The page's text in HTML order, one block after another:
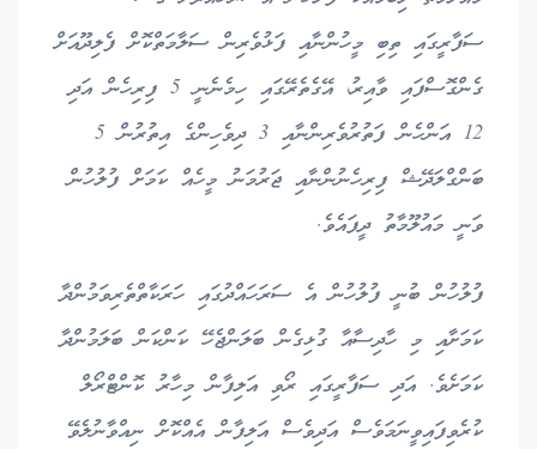
ސަފާރީގައި ތިބި މީހުންނާއި ފަޅުވެރިން ސަލާމަތްކޮށް ފެލިދޫއަށް
ގެންގޮސްފައި ވާއިރު، އޭގެތެރޭގައި ހިމެނެނީ 5 ފިރިހެން އަދި
12 އަންހެން ފަތުރުވެރިންނާއި 3 ދިވެހިންގެ އިތުރުން 5
ބަންގްލަދޭޝް ފިރިހެނުންނާއި ޖަރުމަނު މީހެއް ކަމަށް ފުލުހުން
ވަނީ މައުލޫމާތު ދީފައެވެ.
ފުލުހުން ބުނީ ފުލުހުން އެ ސަރަހައްދުގައި ހަރަކާތްތެރިވަމުންދާ
ކަމަށާއި މި ހާދިސާއާ ގުޅިގެން ބަލަންޖެހޭ ކަންކަން ބަލަމުންދާ
ކަމަށެވެ. އަދި ސަފާރީގައި ރޯވި އަލިފާން މިހާރު ކޮންޓްރޯލް
ކުރެވިފައިވީނަމަވެސް އަދިވެސް އަލިފާން އެއްކޮށް ނިއްވާނުލެވޭ